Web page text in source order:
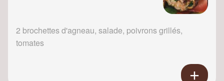
2 brochettes d'agneau, salade, poivrons grillés,
tomates